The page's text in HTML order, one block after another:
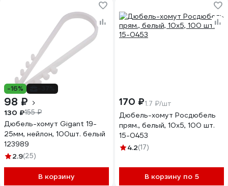
-16%
98 ₽
130 ₽155 ₽
Дюбель-хомут Gigant 19-
25мм, нейлон, 100шт. белый
123989
2.9(25)
В корзину
170 ₽1.7 ₽/шт
Дюбель-хомут Росдюбель
прям., белый, 10x5, 100 шт.
15-0453
4.2(17)
В корзину по 5